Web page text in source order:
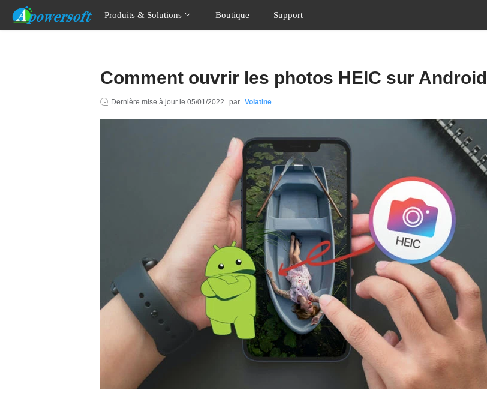
Produits & Solutions Boutique Support
Comment ouvrir les photos HEIC sur Android
Dernière mise à jour le 05/01/2022 par Volatine